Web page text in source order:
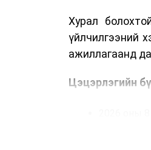
Хурал
үйлчилгээний
ажиллагаанд
Цэцэрлэгийн